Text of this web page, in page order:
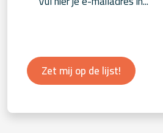
Zet mij op de lijst!